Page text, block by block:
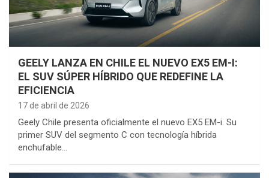
GEELY LANZA EN CHILE EL NUEVO EX5 EM-I:
EL SUV SÚPER HÍBRIDO QUE REDEFINE LA
EFICIENCIA
17 de abril de 2026
Geely Chile presenta oficialmente el nuevo EX5 EM-i. Su
primer SUV del segmento C con tecnología híbrida
enchufable…